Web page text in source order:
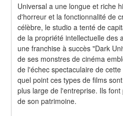
Universal a une longue et riche
d'horreur et la fonctionnalité de
célèbre, le studio a tenté de
de la propriété intellectuelle des
une franchise à succès "Dark
de ses monstres de cinéma
de l'échec spectaculaire de
quel point ces types de films
plus large de l'entreprise. Ils
de son patrimoine.